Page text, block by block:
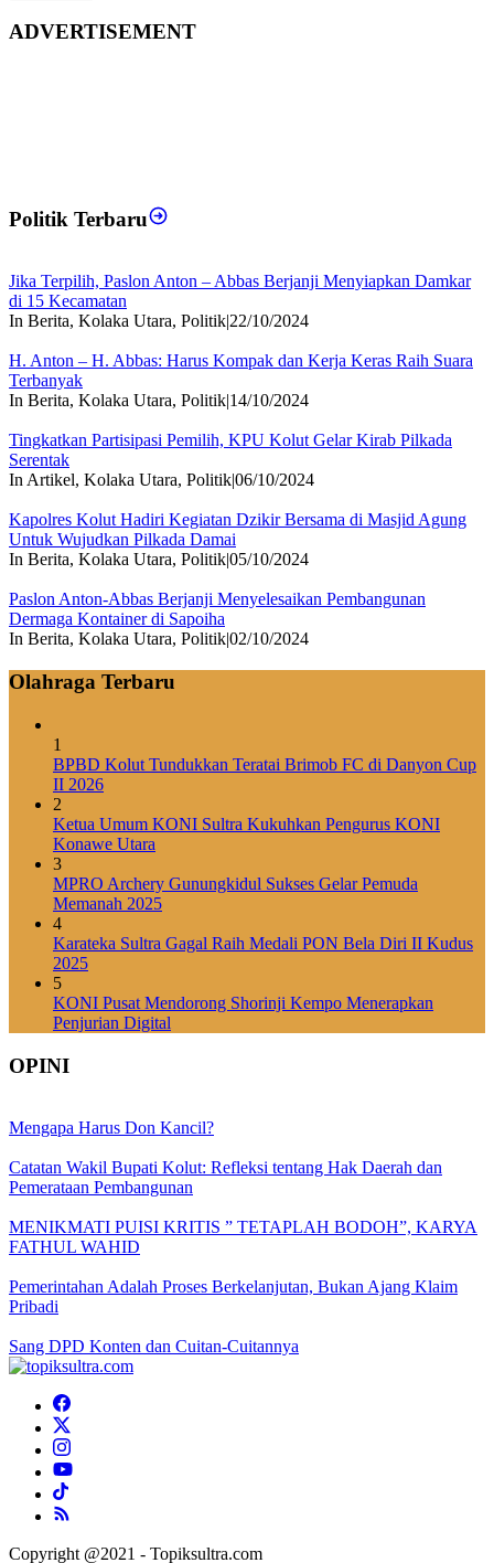
ADVERTISEMENT
Politik Terbaru
Jika Terpilih, Paslon Anton – Abbas Berjanji Menyiapkan Damkar
di 15 Kecamatan
In Berita, Kolaka Utara, Politik|22/10/2024
H. Anton – H. Abbas: Harus Kompak dan Kerja Keras Raih Suara
Terbanyak
In Berita, Kolaka Utara, Politik|14/10/2024
Tingkatkan Partisipasi Pemilih, KPU Kolut Gelar Kirab Pilkada
Serentak
In Artikel, Kolaka Utara, Politik|06/10/2024
Kapolres Kolut Hadiri Kegiatan Dzikir Bersama di Masjid Agung
Untuk Wujudkan Pilkada Damai
In Berita, Kolaka Utara, Politik|05/10/2024
Paslon Anton-Abbas Berjanji Menyelesaikan Pembangunan
Dermaga Kontainer di Sapoiha
In Berita, Kolaka Utara, Politik|02/10/2024
Olahraga Terbaru
1
BPBD Kolut Tundukkan Teratai Brimob FC di Danyon Cup
II 2026
2
Ketua Umum KONI Sultra Kukuhkan Pengurus KONI
Konawe Utara
3
MPRO Archery Gunungkidul Sukses Gelar Pemuda
Memanah 2025
4
Karateka Sultra Gagal Raih Medali PON Bela Diri II Kudus
2025
5
KONI Pusat Mendorong Shorinji Kempo Menerapkan
Penjurian Digital
OPINI
Mengapa Harus Don Kancil?
Catatan Wakil Bupati Kolut: Refleksi tentang Hak Daerah dan
Pemerataan Pembangunan
MENIKMATI PUISI KRITIS ” TETAPLAH BODOH”, KARYA
FATHUL WAHID
Pemerintahan Adalah Proses Berkelanjutan, Bukan Ajang Klaim
Pribadi
Sang DPD Konten dan Cuitan-Cuitannya
Copyright @2021 - Topiksultra.com